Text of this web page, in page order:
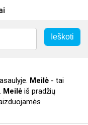
Meilė - tai
Meilė iš pradžių